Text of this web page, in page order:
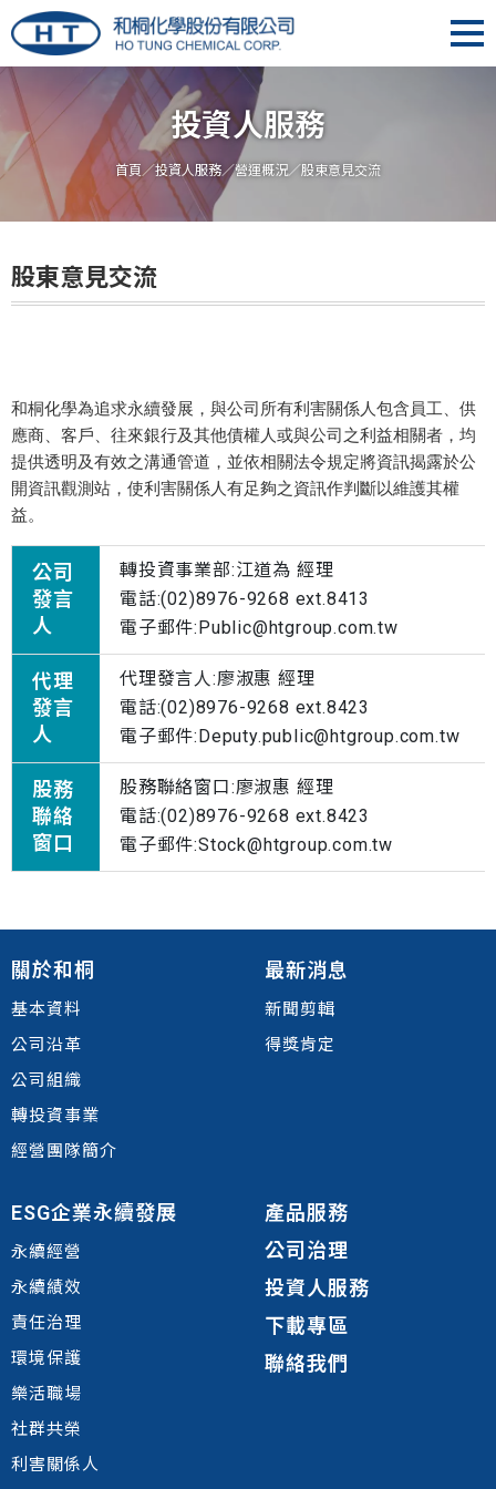
投資人服務
首頁／投資人服務／營運概況／股東意見交流
股東意見交流
和桐化學為追求永續發展，與公司所有利害關係人包含員工、供
應商、客戶、往來銀行及其他債權人或與公司之利益相關者，均
提供透明及有效之溝通管道，並依相關法令規定將資訊揭露於公
開資訊觀測站，使利害關係人有足夠之資訊作判斷以維護其權
益。
公司
發言
人
轉投資事業部:江道為 經理
電話:(02)8976-9268 ext.8413
電子郵件:Public@htgroup.com.tw
代理
發言
人
代理發言人:廖淑惠 經理
電話:(02)8976-9268 ext.8423
電子郵件:Deputy.public@htgroup.com.tw
股務
聯絡
窗口
股務聯絡窗口:廖淑惠 經理
電話:(02)8976-9268 ext.8423
電子郵件:Stock@htgroup.com.tw
關於和桐
基本資料
公司沿革
公司組織
轉投資事業
經營團隊簡介
最新消息
新聞剪輯
得獎肯定
ESG企業永續發展
永續經營
永續績效
責任治理
環境保護
樂活職場
社群共榮
利害關係人
產品服務
公司治理
投資人服務
下載專區
聯絡我們